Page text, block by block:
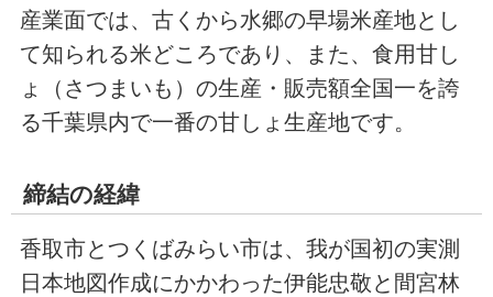
産業面では、古くから水郷の早場米産地とし
て知られる米どころであり、また、食用甘し
ょ（さつまいも）の生産・販売額全国一を誇
る千葉県内で一番の甘しょ生産地です。
締結の経緯
香取市とつくばみらい市は、我が国初の実測
日本地図作成にかかわった伊能忠敬と間宮林